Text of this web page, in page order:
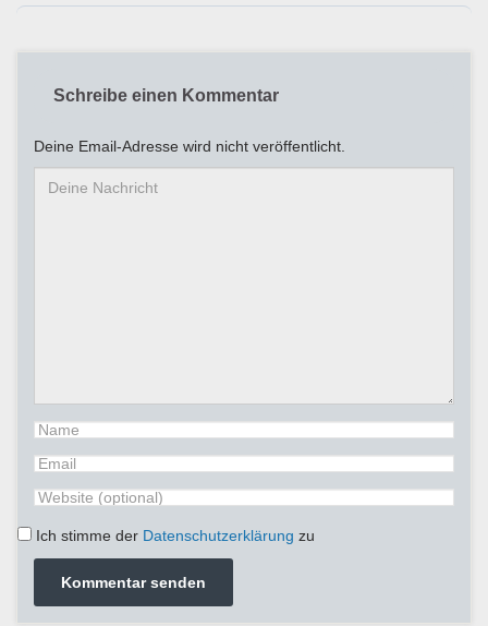
Schreibe einen Kommentar
Deine Email-Adresse wird nicht veröffentlicht.
Ich stimme der Datenschutzerklärung zu